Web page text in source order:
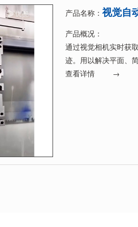
产品名称：视觉自
产品概况：
通过视觉相机实时获
迹。用以解决平面、
查看详情 →